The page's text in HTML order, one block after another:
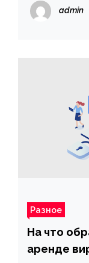
admin
Разное
На что
аренде